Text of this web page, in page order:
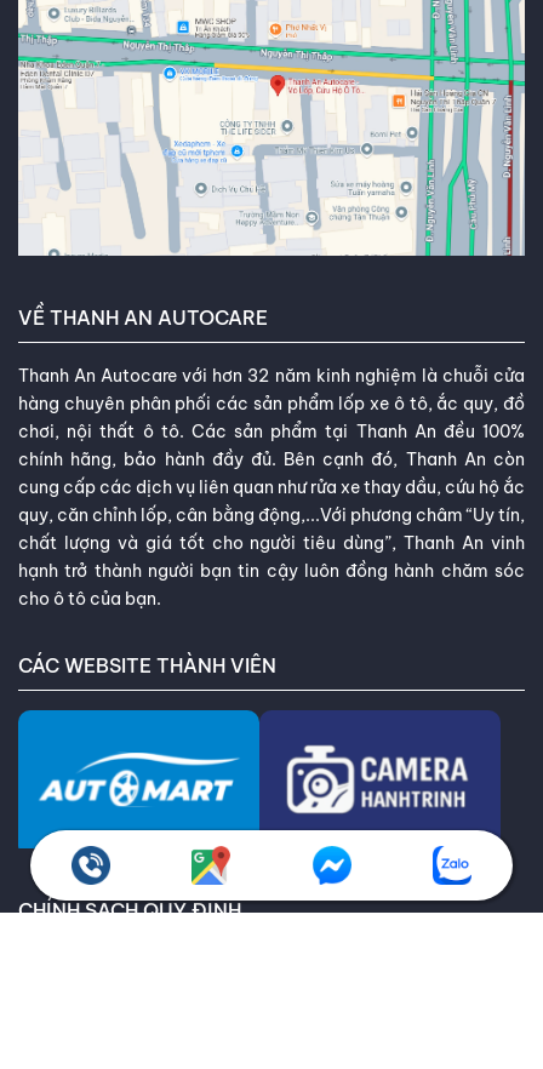
VỀ THANH AN AUTOCARE
Thanh An Autocare với hơn 32 năm kinh nghiệm là chuỗi cửa
hàng chuyên phân phối các sản phẩm lốp xe ô tô, ắc quy, đồ
chơi, nội thất ô tô. Các sản phẩm tại Thanh An đều 100%
chính hãng, bảo hành đầy đủ. Bên cạnh đó, Thanh An còn
cung cấp các dịch vụ liên quan như rửa xe thay dầu, cứu hộ ắc
quy, căn chỉnh lốp, cân bằng động,...Với phương châm “Uy tín,
chất lượng và giá tốt cho người tiêu dùng”, Thanh An vinh
hạnh trở thành người bạn tin cậy luôn đồng hành chăm sóc
cho ô tô của bạn.
CÁC WEBSITE THÀNH VIÊN
CHÍNH SÁCH QUY ĐỊNH